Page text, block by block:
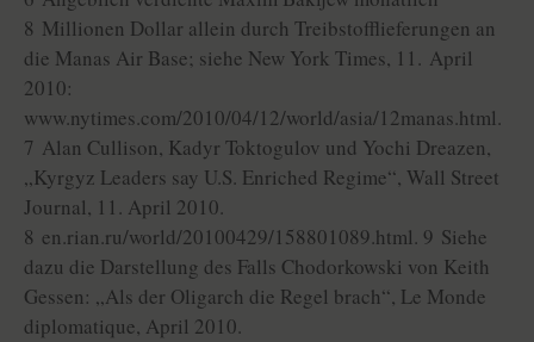
8 Millionen Dollar allein durch Treibstofflieferungen an
die Manas Air Base; siehe New York Times, 11. April
2010:
www.nytimes.com/2010/04/12/world/asia/12manas.html.
7 Alan Cullison, Kadyr Toktogulov und Yochi Dreazen,
„Kyrgyz Leaders say U.S. Enriched Regime“, Wall Street
Journal, 11. April 2010.
8 en.rian.ru/world/20100429/158801089.html. 9 Siehe
dazu die Darstellung des Falls Chodorkowski von Keith
Gessen: „Als der Oligarch die Regel brach“, Le Monde
diplomatique, April 2010.